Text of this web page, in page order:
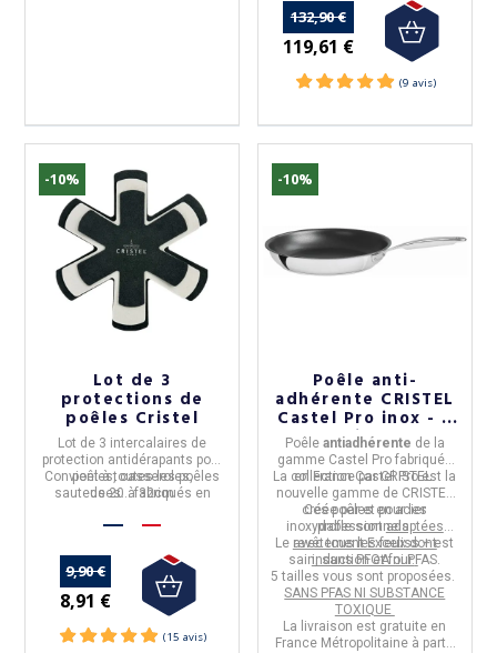
132,90 €
119,61 €
-10%
Lot de 3
protections de
poêles Cristel
Lot de 3 intercalaires de
protection antidérapants pour
poêles, casseroles,
sauteuses...fabriqués en
Convient à toutes les poêles
de 20 à 32cm
9,90 €
8,91 €
-10%
Poêle anti-
adhérente CRISTEL
Castel Pro inox - 5
tailles
Poêle antiadhérente de la
gammeCastel Pro fabriquée
en FranceparCRISTEL.
La collection Castel Pro est la
nouvelle gamme de CRISTEL
créée par et pour les
professionnels.
Ces poêles enacier
inoxydablesontadaptées
avec tous les feux dont
induction et four.
Le revêtement Exceliss + est
sain, sans PFOA ni PFAS.
5 tailles vous sont proposées.
SANS PFAS NI SUBSTANCE
TOXIQUE
La livraison est gratuite en
France Métropolitaine à partir